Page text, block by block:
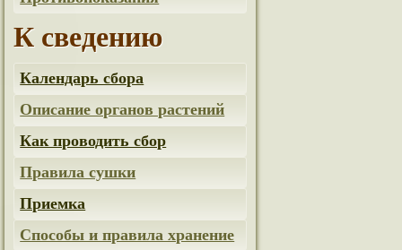
К сведению
Календарь сбора
Описание органов растений
Как проводить сбор
Правила сушки
Приемка
Способы и правила хранение